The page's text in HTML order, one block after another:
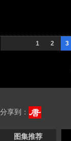
1 2 3
分享到：
图集推荐